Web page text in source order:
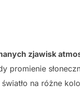
zjawisk
promienie
na różne